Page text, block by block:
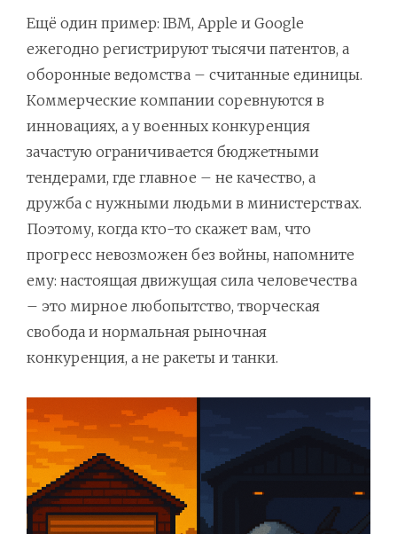
Ещё один пример: IBM, Apple и Google
ежегодно регистрируют тысячи патентов, а
оборонные ведомства – считанные единицы.
Коммерческие компании соревнуются в
инновациях, а у военных конкуренция
зачастую ограничивается бюджетными
тендерами, где главное – не качество, а
дружба с нужными людьми в министерствах.
Поэтому, когда кто-то скажет вам, что
прогресс невозможен без войны, напомните
ему: настоящая движущая сила человечества
– это мирное любопытство, творческая
свобода и нормальная рыночная
конкуренция, а не ракеты и танки.